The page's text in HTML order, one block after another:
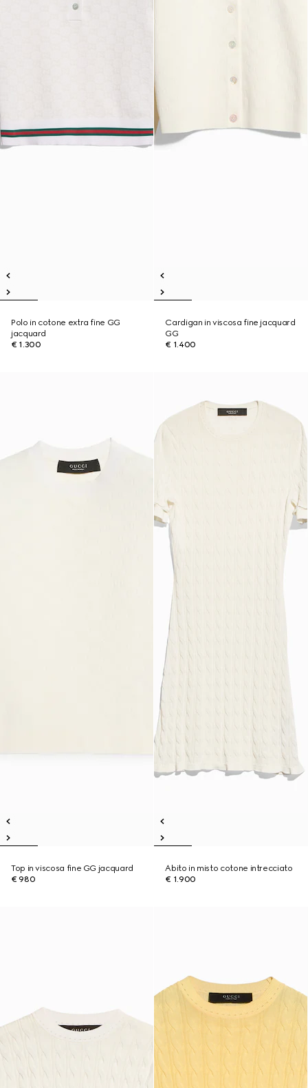
Polo in cotone extra fine GG
jacquard
€ 1.300
Cardigan in viscosa fine jacquard
GG
€ 1.400
Top in viscosa fine GG jacquard
€ 980
Abito in misto cotone intrecciato
€ 1.900